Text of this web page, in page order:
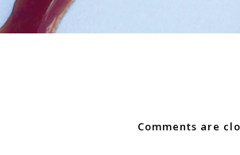
Comments are